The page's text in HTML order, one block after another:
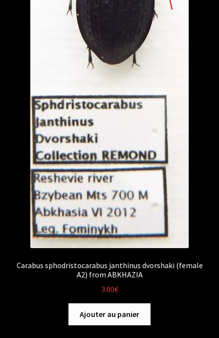
Carabus sphodristocarabus janthinus dvorshaki (female
A2) from ABKHAZIA
3.00€
Ajouter au panier